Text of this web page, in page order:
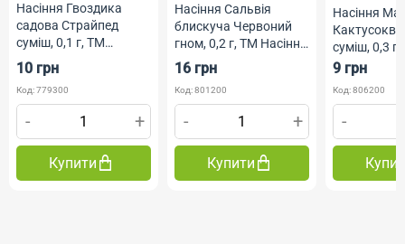
Насіння Гвоздика
садова Страйпед
суміш, 0,1 г, ТМ
Насіння України
10 грн
Код: 779300
- +
Купити
Насіння Сальвія
блискуча Червоний
гном, 0,2 г, ТМ Насіння
України
16 грн
Код: 801200
- +
Купити
Насіння
суміш, 0,3
Насіння
9 грн
Код: 806200
-